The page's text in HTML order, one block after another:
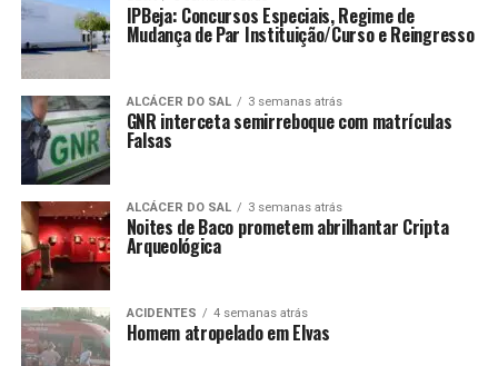
IPBeja: Concursos Especiais, Regime de
Mudança de Par Instituição/Curso e Reingresso
ALCÁCER DO SAL 3 semanas atrás
GNR interceta semirreboque com matrículas
Falsas
ALCÁCER DO SAL 3 semanas atrás
Noites de Baco prometem abrilhantar Cripta
Arqueológica
ACIDENTES 4 semanas atrás
Homem atropelado em Elvas